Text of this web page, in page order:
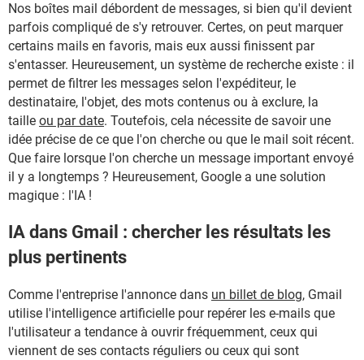
Nos boîtes mail débordent de messages, si bien qu'il devient
parfois compliqué de s'y retrouver. Certes, on peut marquer
certains mails en favoris, mais eux aussi finissent par
s'entasser. Heureusement, un système de recherche existe : il
permet de filtrer les messages selon l'expéditeur, le
destinataire, l'objet, des mots contenus ou à exclure, la
taille ou par date. Toutefois, cela nécessite de savoir une
idée précise de ce que l'on cherche ou que le mail soit récent.
Que faire lorsque l'on cherche un message important envoyé
il y a longtemps ? Heureusement, Google a une solution
magique : l'IA !
IA dans Gmail : chercher les résultats les
plus pertinents
Comme l'entreprise l'annonce dans un billet de blog, Gmail
utilise l'intelligence artificielle pour repérer les e-mails que
l'utilisateur a tendance à ouvrir fréquemment, ceux qui
viennent de ses contacts réguliers ou ceux qui sont